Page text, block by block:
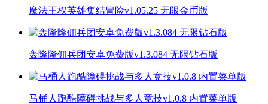
魔法王权英雄集结冒险v1.05.25 无限金币版
轰隆隆佣兵团安卓免费版v1.3.084 无限钻石版
马桶人跑酷障碍挑战与多人竞技v1.0.8 内置菜单版